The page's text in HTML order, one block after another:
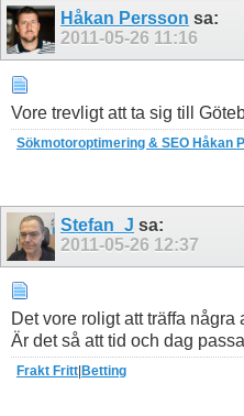
Håkan Persson sa:
2011-05-26 11:16
Vore trevligt att ta sig till
Sökmotoroptimering & SEO Håkan
Stefan_J sa:
2011-05-26 12:37
Det vore roligt att träffa några
Är det så att tid och dag
Frakt Fritt|Betting